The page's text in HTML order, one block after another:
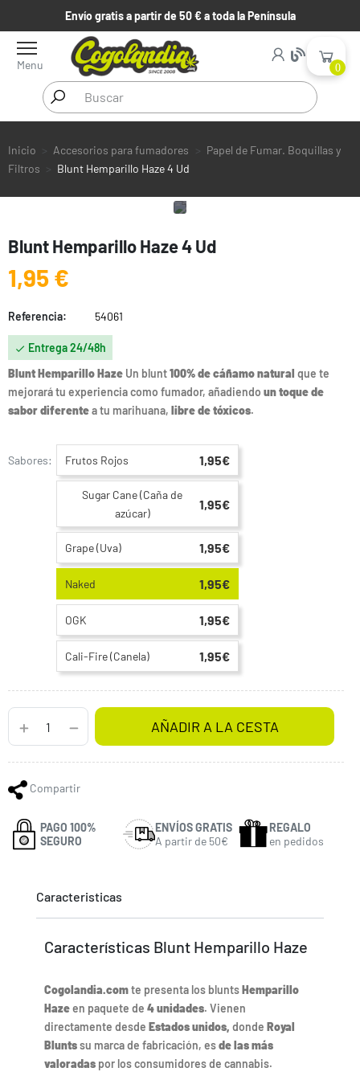
Envío gratis a partir de 50 € a toda la Península
Menu 0
Inicio Accesorios para fumadores
Papel de Fumar. Boquillas y
Filtros
Blunt Hemparillo Haze 4 Ud
Blunt Hemparillo Haze 4 Ud
1,95 €
Referencia: 54061
 Entrega 24/48h
Blunt Hemparillo Haze Un blunt100% de cáñamo natural que te
mejorará tu experiencia como fumador, añadiendo un toque de
sabor diferentea tu marihuana, libre de tóxicos.
Sabores: Frutos Rojos 1,95€
Sugar Cane (Caña de
azúcar)
1,95€
Grape (Uva) 1,95€
Naked 1,95€
OGK 1,95€
Cali-Fire (Canela) 1,95€
AÑADIR A LA CESTA
Compartir
PAGO 100%
SEGURO
ENVÍOS GRATIS
A partir de 50€
REGALO
en pedidos
Caracteristicas
Características Blunt Hemparillo Haze
Cogolandia.comte presenta los bluntsHemparillo
Hazeen paquete de 4 unidades. Vienen
directamente desde Estados unidos, donde Royal
Bluntssu marca de fabricación, esde las más
valoradas por los consumidores de cannabis.